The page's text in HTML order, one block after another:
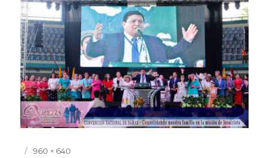
Publicado
Tamaño
960 × 640